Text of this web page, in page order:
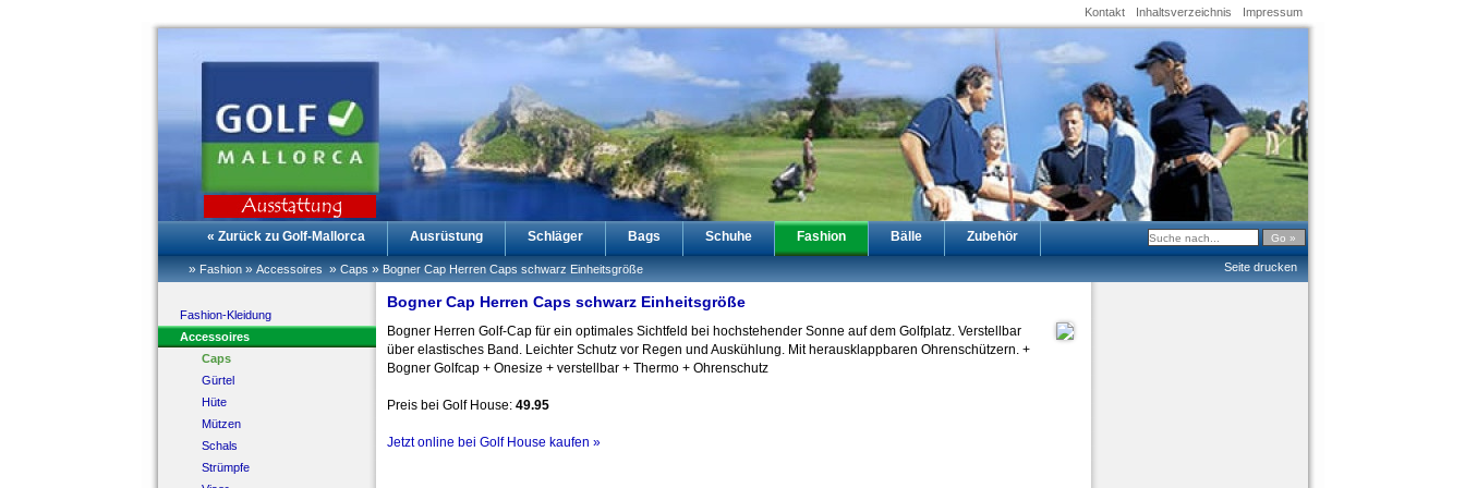
Kontakt Inhaltsverzeichnis Impressum
« Zurück zu Golf-Mallorca Ausrüstung Schläger Bags Schuhe Fashion Bälle Zubehör
Seite drucken
» Fashion» Accessoires » Caps» Bogner Cap Herren Caps schwarz Einheitsgröße
Fashion-Kleidung
Accessoires
Caps
Gürtel
Hüte
Mützen
Schals
Strümpfe
Bogner Cap Herren Caps schwarz Einheitsgröße
Bogner Herren Golf-Cap für ein optimales Sichtfeld bei hochstehender Sonne auf dem Golfplatz. Verstellbar
über elastisches Band. Leichter Schutz vor Regen und Auskühlung. Mit herausklappbaren Ohrenschützern. +
Bogner Golfcap + Onesize + verstellbar + Thermo + Ohrenschutz
Preis bei Golf House: 49.95
Jetzt online bei Golf House kaufen »